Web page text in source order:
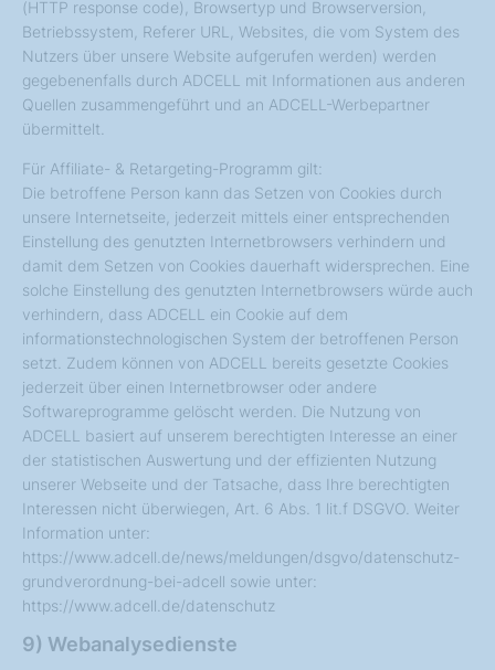
(HTTP response code), Browsertyp und Browserversion,
Betriebssystem, Referer URL, Websites, die vom System des
Nutzers über unsere Website aufgerufen werden) werden
gegebenenfalls durch ADCELL mit Informationen aus anderen
Quellen zusammengeführt und an ADCELL-Werbepartner
übermittelt.
Für Affiliate- & Retargeting-Programm gilt:
Die betroffene Person kann das Setzen von Cookies durch
unsere Internetseite, jederzeit mittels einer entsprechenden
Einstellung des genutzten Internetbrowsers verhindern und
damit dem Setzen von Cookies dauerhaft widersprechen. Eine
solche Einstellung des genutzten Internetbrowsers würde auch
verhindern, dass ADCELL ein Cookie auf dem
informationstechnologischen System der betroffenen Person
setzt. Zudem können von ADCELL bereits gesetzte Cookies
jederzeit über einen Internetbrowser oder andere
Softwareprogramme gelöscht werden. Die Nutzung von
ADCELL basiert auf unserem berechtigten Interesse an einer
der statistischen Auswertung und der effizienten Nutzung
unserer Webseite und der Tatsache, dass Ihre berechtigten
Interessen nicht überwiegen, Art. 6 Abs. 1 lit.f DSGVO. Weiter
Information unter:
https://www.adcell.de/news/meldungen/dsgvo/datenschutz-
grundverordnung-bei-adcell sowie unter:
https://www.adcell.de/datenschutz
9) Webanalysedienste